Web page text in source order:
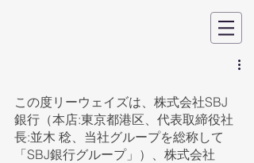
この度リーウェイズは、株式会社SBJ
銀行（本店:東京都港区、代表取締役社
長:並木 稔、当社グループを総称して
「SBJ銀行グループ」）、株式会社